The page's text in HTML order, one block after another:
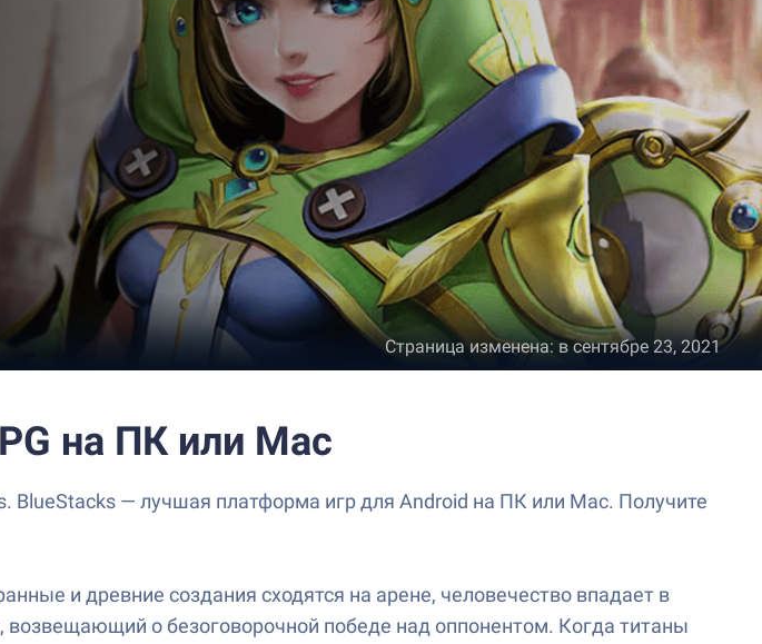
Страница изменена: в сентябре 23, 2021
на ПК или Mac
BlueStacks — лучшая платформа игр для Android на ПК или Mac. Получите
и древние создания сходятся на арене, человечество впадает в
возвещающий о безоговорочной победе над оппонентом. Когда титаны